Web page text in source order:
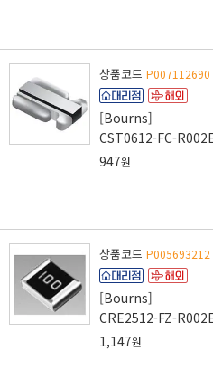
상품코드 P007112690
[Bourns]
CST0612-FC-
947원
상품코드 P005693212
[Bourns]
CRE2512-FZ-
1,147원